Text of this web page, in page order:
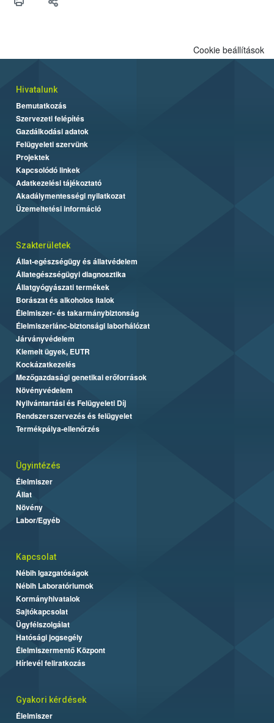
biztonsági Hivatal (Nébih) Oktatási Programja összegyűjtötte a
Cookie beállítások
Hivatalunk
Bemutatkozás
Szervezeti felépítés
Gazdálkodási adatok
Felügyeleti szervünk
Projektek
Kapcsolódó linkek
Adatkezelési tájékoztató
Akadálymentességi nyilatkozat
Üzemeltetési információ
Szakterületek
Állat-egészségügy és állatvédelem
Állategészségügyi diagnosztika
Állatgyógyászati termékek
Borászat és alkoholos italok
Élelmiszer- és takarmánybiztonság
Élelmiszerlánc-biztonsági laborhálózat
Járványvédelem
Kiemelt ügyek, EUTR
Kockázatkezelés
Mezőgazdasági genetikai erőforrások
Növényvédelem
Nyilvántartási és Felügyeleti Díj
Rendszerszervezés és felügyelet
Termékpálya-ellenőrzés
Ügyintézés
Élelmiszer
Állat
Növény
Labor/Egyéb
Kapcsolat
Nébih Igazgatóságok
Nébih Laboratóriumok
Kormányhivatalok
Sajtókapcsolat
Ügyfélszolgálat
Hatósági jogsegély
Élelmiszermentő Központ
Hírlevél feliratkozás
Gyakori kérdések
Élelmiszer